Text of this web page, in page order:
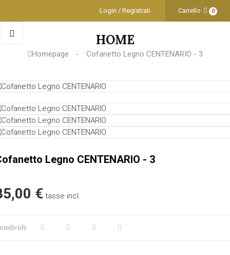
Login / Registrati Carrello 0
HOME
Homepage Cofanetto Legno CENTENARIO - 3
Legno CENTENARIO - 3
€ tasse incl.